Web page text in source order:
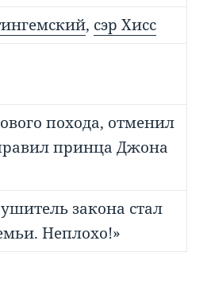
, сэр Хисс
похода, отменил
принца Джона
закона стал
Неплохо!»